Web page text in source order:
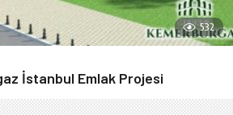
532
İstanbul Emlak Projesi